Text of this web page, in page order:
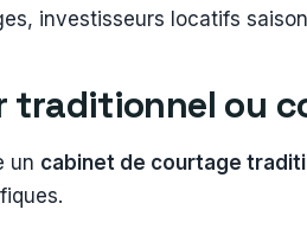
investisseurs locatifs
traditionnel ou
un cabinet de courtage